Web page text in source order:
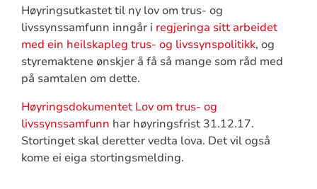
Høyringsutkastet til ny lov om trus- og
livssynssamfunn inngår i regjeringa sitt arbeidet
med ein heilskapleg trus- og livssynspolitikk, og
styremaktene ønskjer å få så mange som råd med
på samtalen om dette.
Høyringsdokumentet Lov om trus- og
livssynssamfunn har høyringsfrist 31.12.17.
Stortinget skal deretter vedta lova. Det vil også
kome ei eiga stortingsmelding.